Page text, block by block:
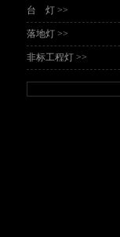
台 灯 >>
落地灯 >>
非标工程灯 >>